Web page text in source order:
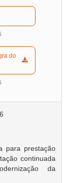
para prestação
continuada
da